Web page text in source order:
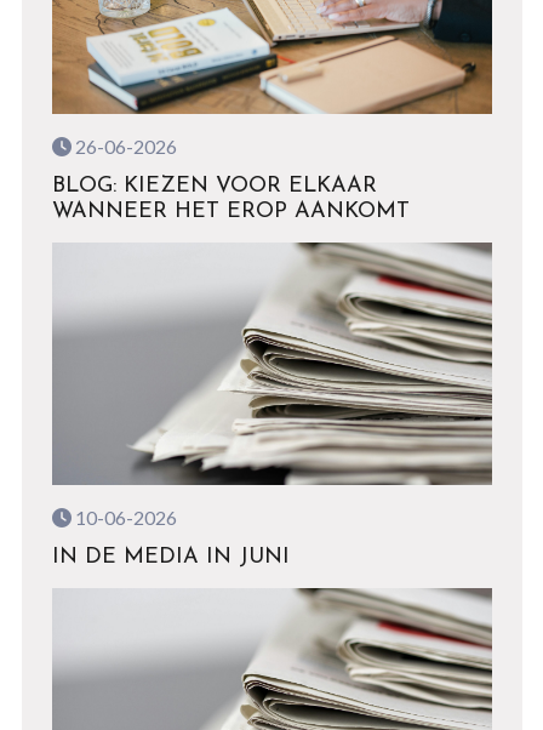
26-06-2026
BLOG: KIEZEN VOOR ELKAAR
WANNEER HET EROP AANKOMT
10-06-2026
IN DE MEDIA IN JUNI